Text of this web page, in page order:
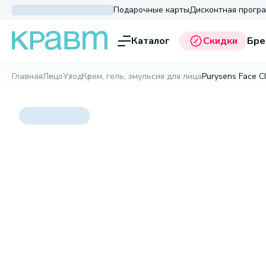
Подарочные картыДисконтная
Каталог Скидки
ГлавнаяЛицоУходКрем, гель, эмульсия для лицаPurysens Face